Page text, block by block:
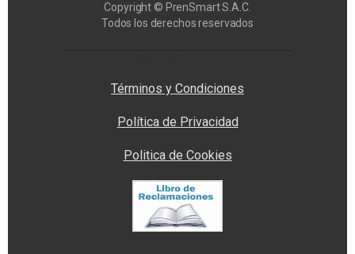
Copyright © PrenSmart S.A.C.
Todos los derechos reservados
Términos y Condiciones
Política de Privacidad
Politica de Cookies